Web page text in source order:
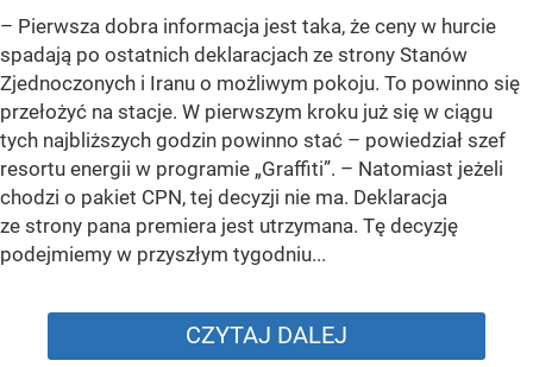
– Pierwsza dobra informacja jest taka, że ceny w hurcie
spadają po ostatnich deklaracjach ze strony Stanów
Zjednoczonych i Iranu o możliwym pokoju. To powinno się
przełożyć na stacje. W pierwszym kroku już się w ciągu
tych najbliższych godzin powinno stać – powiedział szef
resortu energii w programie „Graffiti”. – Natomiast jeżeli
chodzi o pakiet CPN, tej decyzji nie ma. Deklaracja
ze strony pana premiera jest utrzymana. Tę decyzję
podejmiemy w przyszłym tygodniu...
CZYTAJ DALEJ